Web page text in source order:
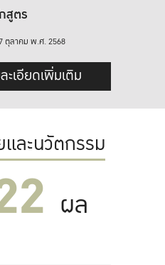
สูตร
ตุลาคม พ.ศ. 2568
ะเอียดเพิ่มเติม
และนวัตกรรม
ผล